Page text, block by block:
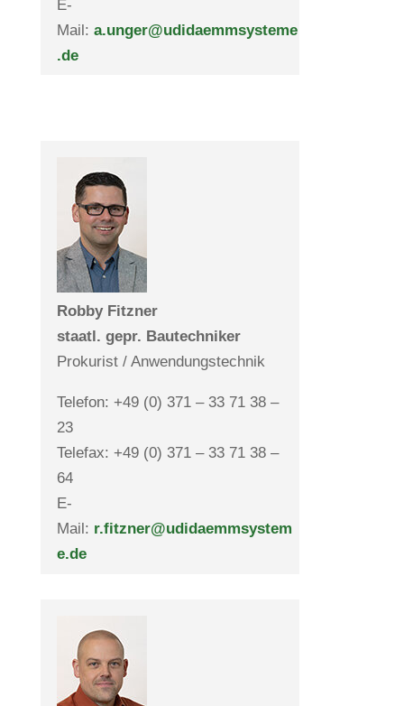
E-
Mail: a.unger@udidaemmsysteme
.de
Robby Fitzner
staatl. gepr. Bau­tech­niker
Pro­ku­rist / Anwendungstechnik
Telefon: +49 (0) 371 – 33 71 38 –
23
Telefax: +49 (0) 371 – 33 71 38 –
64
E-
Mail: r.fitzner@udidaemmsystem
e.de